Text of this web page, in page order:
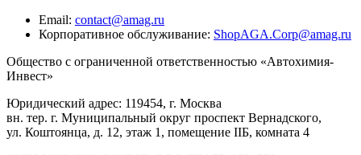
Email: contact@amag.ru
Корпоративное обслуживание: ShopAGA.Corp@amag.ru
Общество с ограниченной ответственностью «Автохимия-
Инвест»
Юридический адрес: 119454, г. Москва
вн. тер. г. Муниципальный округ проспект Вернадского,
ул. Коштоянца, д. 12, этаж 1, помещение IIБ, комната 4